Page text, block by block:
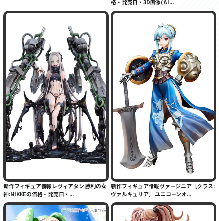
格・発売日・3D画像(AI...
新作フィギュア情報レヴィアタン 勝利の女
神:NIKKEの価格・発売日・...
新作フィギュア情報ヴァージニア［クラス:
ヴァルキュリア］ ユニコーンオ...